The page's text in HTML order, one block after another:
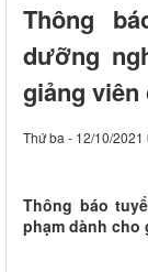
Thông
dưỡng
giảng viên
Thứ ba - 12/10/2021
Thông báo
phạm dành cho